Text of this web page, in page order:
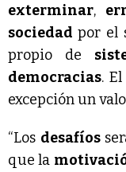
exterminar,
sociedad por el
propio de
democracias. El
excepción un
“Los desafíos
que la